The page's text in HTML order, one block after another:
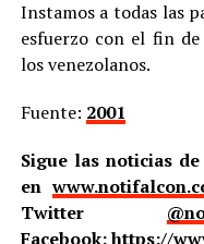
Instamos a todas las
esfuerzo con el fin
los venezolanos.
Fuente: 2001
Sigue las noticias
en
Twitter
Facebook:https://